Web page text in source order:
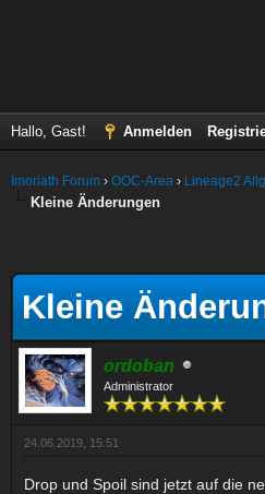
Hallo, Gast! Anmelden
Imoriath Forum › OOC-Area › Lineage2
Kleine Änderungen
Kleine
ordoban
Administrator
24.06.2019, 15:51
Drop und Spoil sind jetzt auf die